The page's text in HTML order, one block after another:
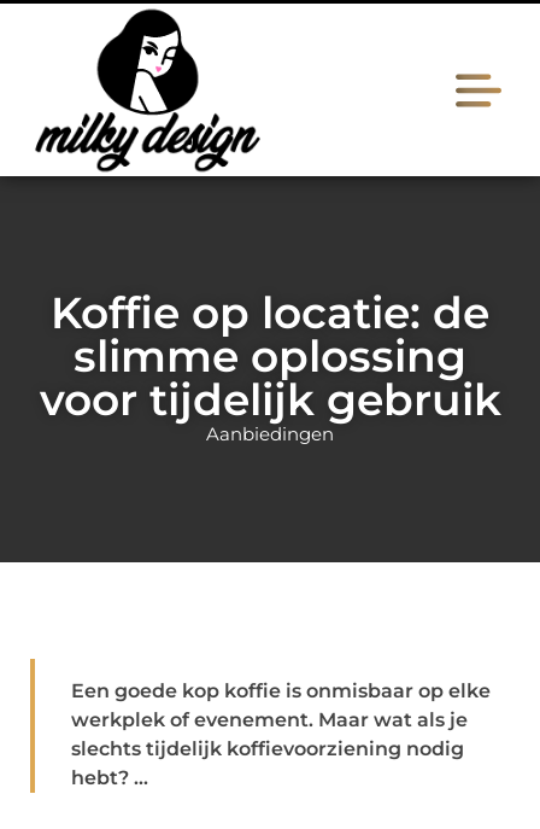
Koffie op locatie: de
slimme oplossing
voor tijdelijk gebruik
Aanbiedingen
Een goede kop koffie is onmisbaar op elke
werkplek of evenement. Maar wat als je
slechts tijdelijk koffievoorziening nodig
hebt? ...